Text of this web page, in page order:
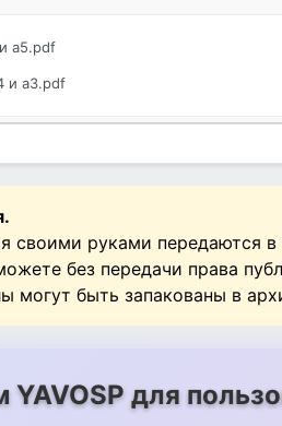
а5.pdf
и а3.pdf
своими руками передаются
без передачи права
могут быть запакованы в
для